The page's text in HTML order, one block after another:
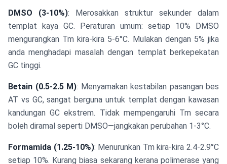
DMSO (3-10%): Merosakkan struktur sekunder dalam
templat kaya GC. Peraturan umum: setiap 10% DMSO
mengurangkan Tm kira-kira 5-6°C. Mulakan dengan 5% jika
anda menghadapi masalah dengan templat berkepekatan
GC tinggi.
Betain (0.5-2.5 M): Menyamakan kestabilan pasangan bes
AT vs GC, sangat berguna untuk templat dengan kawasan
kandungan GC ekstrem. Tidak mempengaruhi Tm secara
boleh diramal seperti DMSO—jangkakan perubahan 1-3°C.
Formamida (1.25-10%): Menurunkan Tm kira-kira 2.4-2.9°C
setiap 10%. Kurang biasa sekarang kerana polimerase yang